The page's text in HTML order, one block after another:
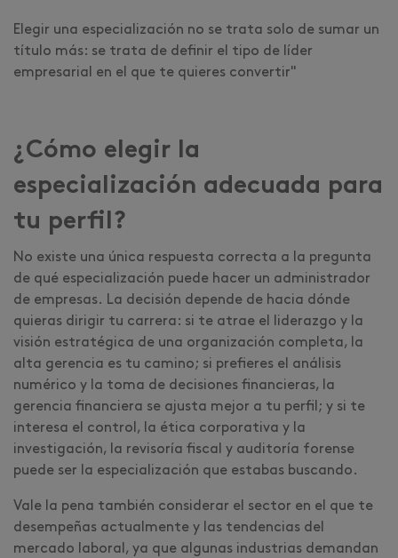
Elegir una especialización no se trata solo de sumar un
título más: se trata de definir el tipo de líder
empresarial en el que te quieres convertir"
¿Cómo elegir la
especialización adecuada para
tu perfil?
No existe una única respuesta correcta a la pregunta
de qué especialización puede hacer un administrador
de empresas. La decisión depende de hacia dónde
quieras dirigir tu carrera: si te atrae el liderazgo y la
visión estratégica de una organización completa, la
alta gerencia es tu camino; si prefieres el análisis
numérico y la toma de decisiones financieras, la
gerencia financiera se ajusta mejor a tu perfil; y si te
interesa el control, la ética corporativa y la
investigación, la revisoría fiscal y auditoría forense
puede ser la especialización que estabas buscando.
Vale la pena también considerar el sector en el que te
desempeñas actualmente y las tendencias del
mercado laboral, ya que algunas industrias demandan